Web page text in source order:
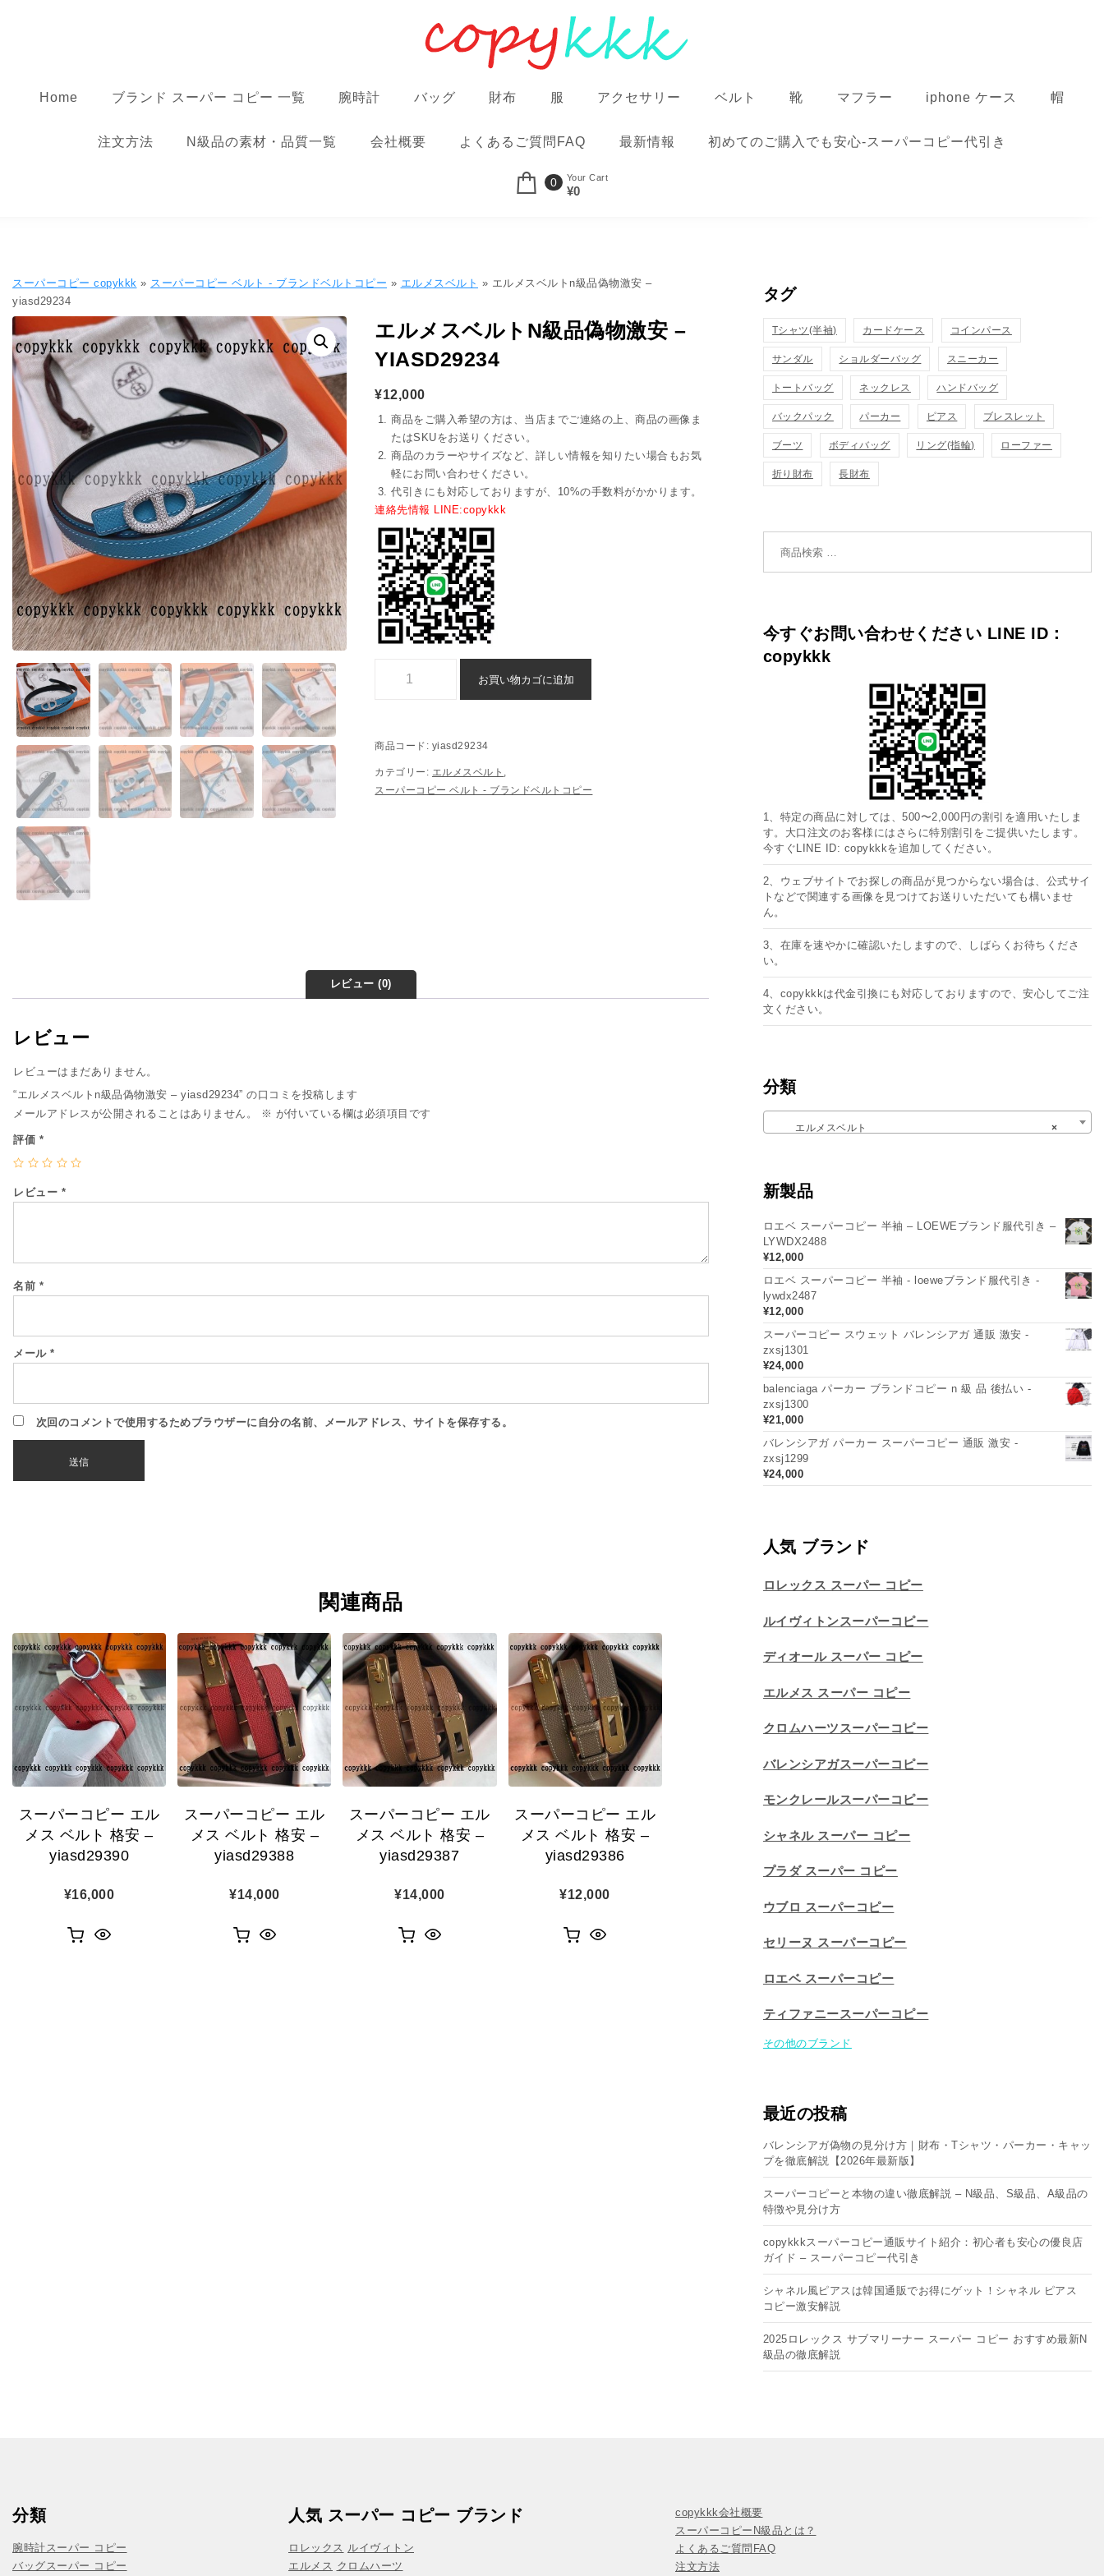
Home ブランド スーパー コピー 一覧 腕時計 バッグ 財布 服 アクセサリー ベルト 靴 マフラー iphone ケース 帽
注文方法 N級品の素材・品質一覧 会社概要 よくあるご質問FAQ 最新情報 初めてのご購入でも安心-スーパーコピー代引き
0 Your Cart
¥0
スーパーコピー copykkk » スーパーコピー ベルト - ブランドベルトコピー » エルメスベルト » エルメスベルトn級品偽物激安 –
yiasd29234
エルメスベルトN級品偽物激安 –
YIASD29234
¥12,000
商品をご購入希望の方は、当店までご連絡の上、商品の画像ま
たはSKUをお送りください。
商品のカラーやサイズなど、詳しい情報を知りたい場合もお気
軽にお問い合わせください。
代引きにも対応しておりますが、10%の手数料がかかります。
連絡先情報 LINE:copykkk
お買い物カゴに追加
商品コード: yiasd29234
カテゴリー: エルメスベルト
スーパーコピー ベルト - ブランドベルトコピー
レビュー (0)
レビュー
レビューはまだありません。
“エルメスベルトn級品偽物激安 – yiasd29234” の口コミを投稿します
メールアドレスが公開されることはありません。
※ が付いている欄は必須項目です
評価 *
レビュー *
名前 *
メール *
次回のコメントで使用するためブラウザーに自分の名前、メールアドレス、サイトを保存する。
関連商品
スーパーコピー エル
メス ベルト 格安 –
yiasd29390
¥16,000
スーパーコピー エル
メス ベルト 格安 –
yiasd29388
¥14,000
スーパーコピー エル
メス ベルト 格安 –
yiasd29387
¥14,000
スーパーコピー エル
メス ベルト 格安 –
yiasd29386
¥12,000
タグ
Tシャツ(半袖) カードケース コインパース
サンダル ショルダーバッグ スニーカー
トートバッグ ネックレス ハンドバッグ
バックパック パーカー ピアス ブレスレット
ブーツ ボディバッグ リング(指輪) ローファー
折り財布 長財布
今すぐお問い合わせください LINE ID：
copykkk
1、特定の商品に対しては、500〜2,000円の割引を適用いたしま
す。大口注文のお客様にはさらに特別割引をご提供いたします。
今すぐLINE ID: copykkkを追加してください。
2、ウェブサイトでお探しの商品が見つからない場合は、公式サイ
トなどで関連する画像を見つけてお送りいただいても構いませ
ん。
3、在庫を速やかに確認いたしますので、しばらくお待ちくださ
い。
4、copykkkは代金引換にも対応しておりますので、安心してご注
文ください。
分類
×
エルメスベルト
新製品
ロエベ スーパーコピー 半袖 – LOEWEブランド服代引き –
LYWDX2488
¥12,000
ロエベ スーパーコピー 半袖 - loeweブランド服代引き -
lywdx2487
¥12,000
スーパーコピー スウェット バレンシアガ 通販 激安 -
zxsj1301
¥24,000
balenciaga パーカー ブランドコピー n 級 品 後払い -
zxsj1300
¥21,000
バレンシアガ パーカー スーパーコピー 通販 激安 -
zxsj1299
¥24,000
人気 ブランド
ロレックス スーパー コピー
ルイヴィトンスーパーコピー
ディオール スーパー コピー
エルメス スーパー コピー
クロムハーツスーパーコピー
バレンシアガスーパーコピー
モンクレールスーパーコピー
シャネル スーパー コピー
プラダ スーパー コピー
ウブロ スーパーコピー
セリーヌ スーパーコピー​
ロエベ スーパーコピー
ティファニースーパーコピー
その他のブランド
最近の投稿
バレンシアガ偽物の見分け方｜財布・Tシャツ・パーカー・キャッ
プを徹底解説【2026年最新版】
スーパーコピーと本物の違い徹底解説 – N級品、S級品、A級品の
特徴や見分け方
copykkkスーパーコピー通販サイト紹介：初心者も安心の優良店
ガイド – スーパーコピー代引き
シャネル風ピアスは韓国通販でお得にゲット！シャネル ピアス
コピー​激安解説
2025ロレックス サブマリーナー スーパー コピー おすすめ最新N
級品の徹底解説
分類
腕時計スーパー コピー
バッグスーパー コピー
人気 スーパー コピー ブランド
ロレックス ルイヴィトン
エルメス クロムハーツ
copykkk会社概要
スーパーコピーN級品とは？
よくあるご質問FAQ
注文方法